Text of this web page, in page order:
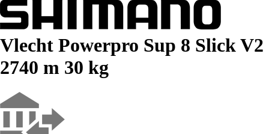
Vlecht Powerpro Sup 8 Slick V2
2740 m 30 kg